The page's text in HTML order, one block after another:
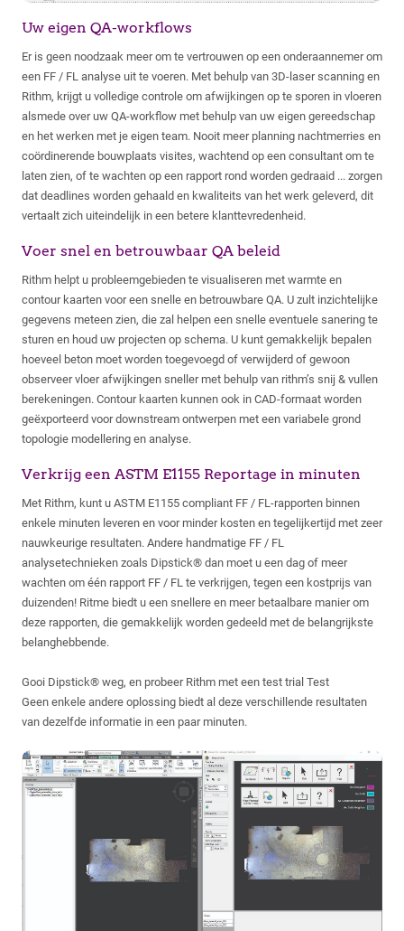
Uw eigen QA-workflows
Er is geen noodzaak meer om te vertrouwen op een onderaannemer om
een FF / FL analyse uit te voeren. Met behulp van 3D-laser scanning en
Rithm, krijgt u volledige controle om afwijkingen op te sporen in vloeren
alsmede over uw QA-workflow met behulp van uw eigen gereedschap
en het werken met je eigen team. Nooit meer planning nachtmerries en
coördinerende bouwplaats visites, wachtend op een consultant om te
laten zien, of te wachten op een rapport rond worden gedraaid ... zorgen
dat deadlines worden gehaald en kwaliteits van het werk geleverd, dit
vertaalt zich uiteindelijk in een betere klanttevredenheid.
Voer snel en betrouwbaar QA beleid
Rithm helpt u probleemgebieden te visualiseren met warmte en
contour kaarten voor een snelle en betrouwbare QA. U zult inzichtelijke
gegevens meteen zien, die zal helpen een snelle eventuele sanering te
sturen en houd uw projecten op schema. U kunt gemakkelijk bepalen
hoeveel beton moet worden toegevoegd of verwijderd of gewoon
observeer vloer afwijkingen sneller met behulp van rithm’s snij & vullen
berekeningen. Contour kaarten kunnen ook in CAD-formaat worden
geëxporteerd voor downstream ontwerpen met een variabele grond
topologie modellering en analyse.
Verkrijg een ASTM E1155 Reportage in minuten
Met Rithm, kunt u ASTM E1155 compliant FF / FL-rapporten binnen
enkele minuten leveren en voor minder kosten en tegelijkertijd met zeer
nauwkeurige resultaten. Andere handmatige FF / FL
analysetechnieken zoals Dipstick® dan moet u een dag of meer
wachten om één rapport FF / FL te verkrijgen, tegen een kostprijs van
duizenden! Ritme biedt u een snellere en meer betaalbare manier om
deze rapporten, die gemakkelijk worden gedeeld met de belangrijkste
belanghebbende.
Gooi Dipstick® weg, en probeer Rithm met een test trial Test
Geen enkele andere oplossing biedt al deze verschillende resultaten
van dezelfde informatie in een paar minuten.